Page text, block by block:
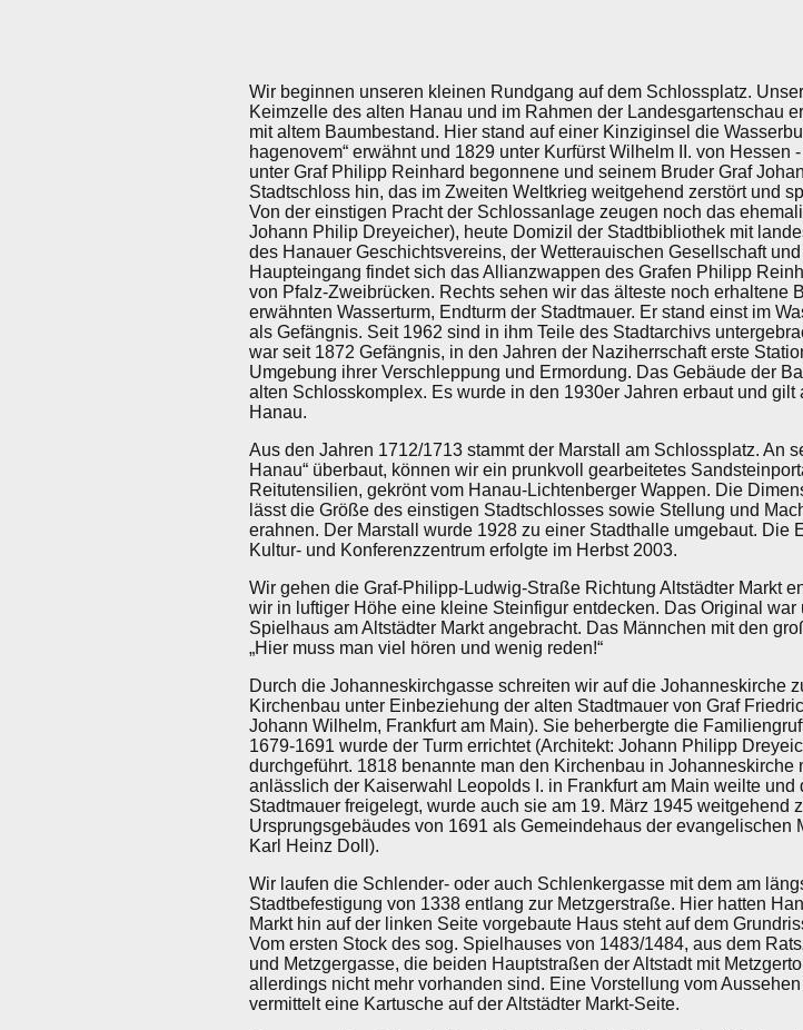
Wir beginnen unseren kleinen Rundgang auf dem Schlossplatz.
Keimzelle des alten Hanau und im Rahmen der Landesgartenschau
mit altem Baumbestand. Hier stand auf einer Kinziginsel die
hagenovem“ erwähnt und 1829 unter Kurfürst Wilhelm II. von
unter Graf Philipp Reinhard begonnene und seinem Bruder Graf
Stadtschloss hin, das im Zweiten Weltkrieg weitgehend zerstört und
Von der einstigen Pracht der Schlossanlage zeugen noch das
Johann Philip Dreyeicher), heute Domizil der Stadtbibliothek mit
des Hanauer Geschichtsvereins, der Wetterauischen Gesellschaft
Haupteingang findet sich das Allianzwappen des Grafen Philipp
von Pfalz-Zweibrücken. Rechts sehen wir das älteste noch erhaltene
erwähnten Wasserturm, Endturm der Stadtmauer. Er stand einst im
als Gefängnis. Seit 1962 sind in ihm Teile des Stadtarchivs
war seit 1872 Gefängnis, in den Jahren der Naziherrschaft erste
Umgebung ihrer Verschleppung und Ermordung. Das Gebäude der
alten Schlosskomplex. Es wurde in den 1930er Jahren erbaut und
Hanau.
Aus den Jahren 1712/1713 stammt der Marstall am Schlossplatz. An
Hanau“ überbaut, können wir ein prunkvoll gearbeitetes
Reitutensilien, gekrönt vom Hanau-Lichtenberger Wappen. Die
lässt die Größe des einstigen Stadtschlosses sowie Stellung und
erahnen. Der Marstall wurde 1928 zu einer Stadthalle umgebaut. Die
Kultur- und Konferenzzentrum erfolgte im Herbst 2003.
Wir gehen die Graf-Philipp-Ludwig-Straße Richtung Altstädter Markt
wir in luftiger Höhe eine kleine Steinfigur entdecken. Das Original
Spielhaus am Altstädter Markt angebracht. Das Männchen mit den
„Hier muss man viel hören und wenig reden!“
Durch die Johanneskirchgasse schreiten wir auf die Johanneskirche
Kirchenbau unter Einbeziehung der alten Stadtmauer von Graf
Johann Wilhelm, Frankfurt am Main). Sie beherbergte die
1679-1691 wurde der Turm errichtet (Architekt: Johann Philipp
durchgeführt. 1818 benannte man den Kirchenbau in
anlässlich der Kaiserwahl Leopolds I. in Frankfurt am Main weilte
Stadtmauer freigelegt, wurde auch sie am 19. März 1945 weitgehend
Ursprungsgebäudes von 1691 als Gemeindehaus der
Karl Heinz Doll).
Wir laufen die Schlender- oder auch Schlenkergasse mit dem am
Stadtbefestigung von 1338 entlang zur Metzgerstraße. Hier hatten
Markt hin auf der linken Seite vorgebaute Haus steht auf dem
Vom ersten Stock des sog. Spielhauses von 1483/1484, aus dem
und Metzgergasse, die beiden Hauptstraßen der Altstadt mit
allerdings nicht mehr vorhanden sind. Eine Vorstellung vom
vermittelt eine Kartusche auf der Altstädter Markt-Seite.